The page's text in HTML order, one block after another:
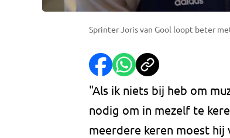
Sprinter Joris van Gool loopt beter
"Als ik niets bij heb om
nodig om in mezelf te
meerdere keren moest